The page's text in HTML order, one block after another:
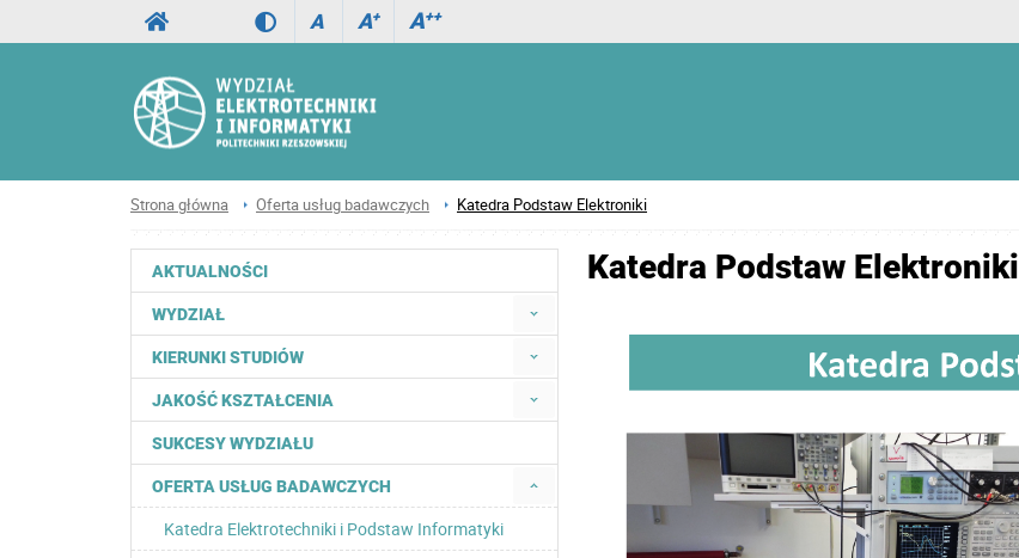
A A+ A++
Strona główna Oferta usług badawczych Katedra Podstaw Elektroniki
AKTUALNOŚCI
WYDZIAŁ
KIERUNKI STUDIÓW
JAKOŚĆ KSZTAŁCENIA
SUKCESY WYDZIAŁU
OFERTA USŁUG BADAWCZYCH
Katedra Elektrotechniki i Podstaw Informatyki
Katedra Podstaw Elektroniki